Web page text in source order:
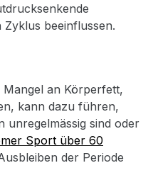
Zyklus beeinflussen.
an Körperfett,
kann dazu führen,
unregelmässig sind oder
Sport über 60
der Periode